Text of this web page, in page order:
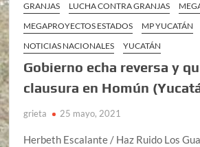
GRANJAS
LUCHA CONTRA GRANJAS
MEGAPROYECTOS ESTADOS
MP YUCATÁN
NOTICIAS NACIONALES
YUCATÁN
Gobierno echa reversa y
clausura en Homún
grieta 25 mayo, 2021
Herbeth Escalante / Haz Ruido Los